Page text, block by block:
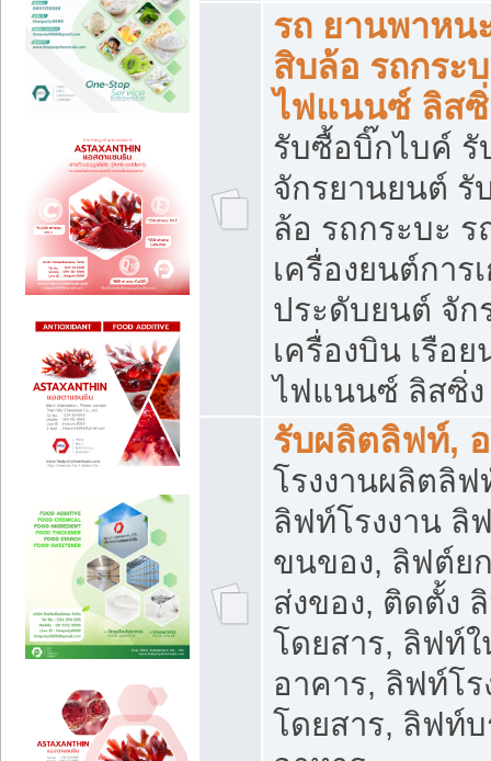
รถ ยานพาหน
สิบล้อ รถกระ
ไฟแนนซ์ ลิส
รับซื้อบิ๊กไบค์
จักรยานยนต์ รั
ล้อ รถกระบะ
เครื่องยนต์การ
ประดับยนต์ จัก
เครื่องบิน เรือ
ไฟแนนซ์ ลิสซิ่ง
รับผลิตลิฟท์,
โรงงานผลิตลิ
ลิฟท์โรงงาน ลิ
ขนของ, ลิฟต์ย
ส่งของ, ติดตั้ง
โดยสาร, ลิฟท์
อาคาร, ลิฟท์โ
โดยสาร, ลิฟท์